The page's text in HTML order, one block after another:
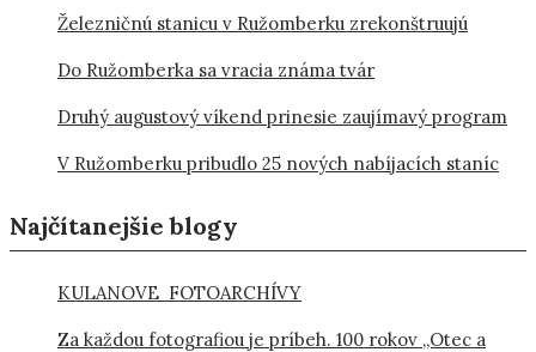
Železničnú stanicu v Ružomberku zrekonštruujú
Do Ružomberka sa vracia známa tvár
Druhý augustový víkend prinesie zaujímavý program
V Ružomberku pribudlo 25 nových nabíjacích staníc
Najčítanejšie blogy
KULANOVE FOTOARCHÍVY
Za každou fotografiou je príbeh. 100 rokov „Otec a